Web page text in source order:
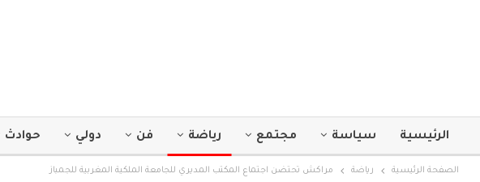
الرئيسية سياسة مجتمع رياضة فن دولي حوادث
الصفحة الرئيسية رياضة مراكش تحتضن اجتماع المكتب المديري للجامعة الملكية المغربية للجمباز